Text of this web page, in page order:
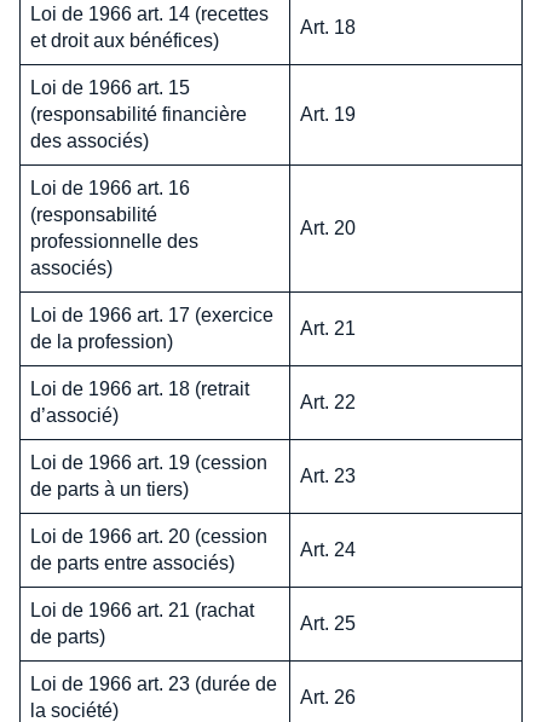
Loi de 1966 art. 14 (recettes
et droit aux bénéfices)
Art. 18
Loi de 1966 art. 15
(responsabilité financière
des associés)
Art. 19
Loi de 1966 art. 16
(responsabilité
professionnelle des
associés)
Art. 20
Loi de 1966 art. 17 (exercice
de la profession)
Art. 21
Loi de 1966 art. 18 (retrait
d’associé)
Art. 22
Loi de 1966 art. 19 (cession
de parts à un tiers)
Art. 23
Loi de 1966 art. 20 (cession
de parts entre associés)
Art. 24
Loi de 1966 art. 21 (rachat
de parts)
Art. 25
Loi de 1966 art. 23 (durée de
la société)
Art. 26